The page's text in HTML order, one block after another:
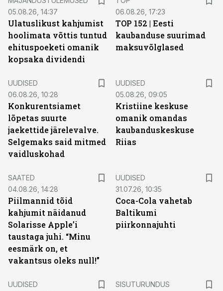
05.08.26, 14:37
Ulatuslikust kahjumist
hoolimata võttis tuntud
ehituspoeketi omanik
kopsaka dividendi
06.08.26, 17:23
TOP 152 | Eesti
kaubanduse suurimad
maksuvõlglased
UUDISED
06.08.26, 10:28
Konkurentsiamet
lõpetas suurte
jaekettide järelevalve.
Selgemaks said mitmed
vaidluskohad
UUDISED
05.08.26, 09:05
Kristiine keskuse
omanik omandas
kaubanduskeskuse
Riias
SAATED
04.08.26, 14:28
Piilmannid tõid
kahjumit näidanud
Solarisse Apple’i
taustaga juhi. “Minu
eesmärk on, et
vakantsus oleks null!”
UUDISED
31.07.26, 10:35
Coca-Cola vahetab
Baltikumi
piirkonnajuhti
UUDISED
SISUTURUNDUS